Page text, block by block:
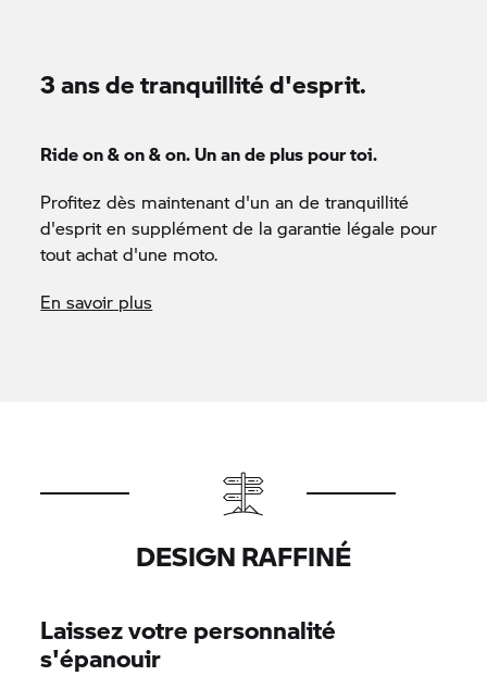
3 ans de tranquillité d'esprit.
Ride on & on & on. Un an de plus pour toi.
Profitez dès maintenant d'un an de tranquillité
d'esprit en supplément de la garantie légale pour
tout achat d'une moto.
En savoir plus
DESIGN RAFFINÉ
Laissez votre personnalité
s'épanouir